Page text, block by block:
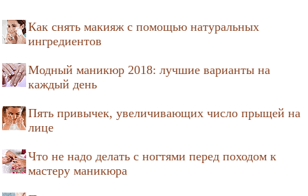
Как снять макияж с помощью натуральных
ингредиентов
Модный маникюр 2018: лучшие варианты на
каждый день
Пять привычек, увеличивающих число прыщей на
лице
Что не надо делать с ногтями перед походом к
мастеру маникюра